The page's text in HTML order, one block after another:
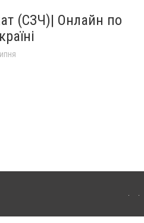
(СЗЧ)| Онлайн по